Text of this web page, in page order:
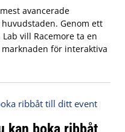
avancerade
Genom ett
vill Racemore ta en
för interaktiva